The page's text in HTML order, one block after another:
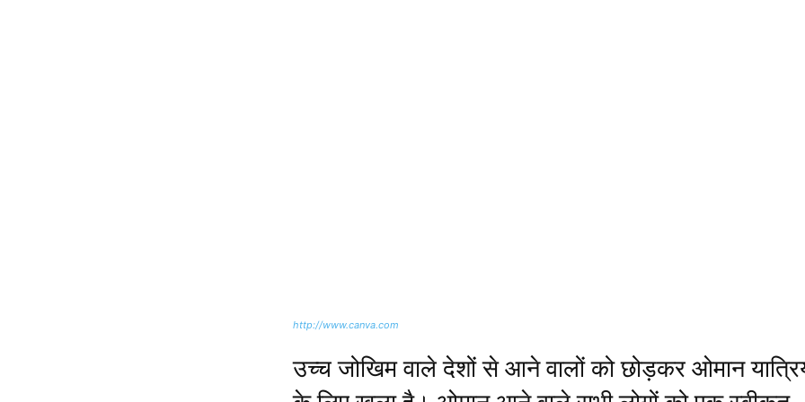
http://www.canva.com
उच्च जोखिम वाले देशों से आने वालों को छोड़कर ओमान